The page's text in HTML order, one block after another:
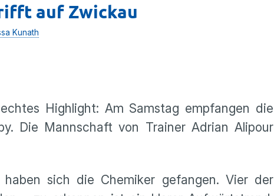
auf Zwickau
Kunath
Highlight: Am Samstag empfangen die
Die Mannschaft von Trainer Adrian Alipour
sich die Chemiker gefangen. Vier der